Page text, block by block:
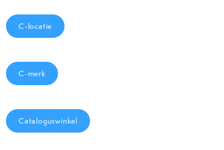
C-locatie
C-merk
Cataloguswinkel